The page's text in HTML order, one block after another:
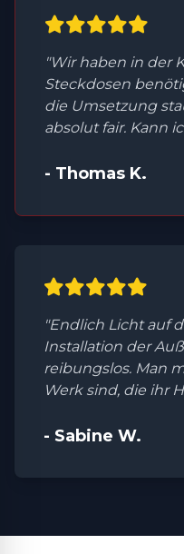
"Wir haben in der
Steckdosen
die Umsetzung
absolut fair. Kann
- Thomas K.
"Endlich Licht auf
Installation der
reibungslos. Man
Werk sind, die ihr
- Sabine W.